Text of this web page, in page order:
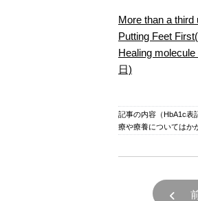
More than a
Putting Feet
Healing
日)
記事の内容（HbA1c表
療や療養についてはか